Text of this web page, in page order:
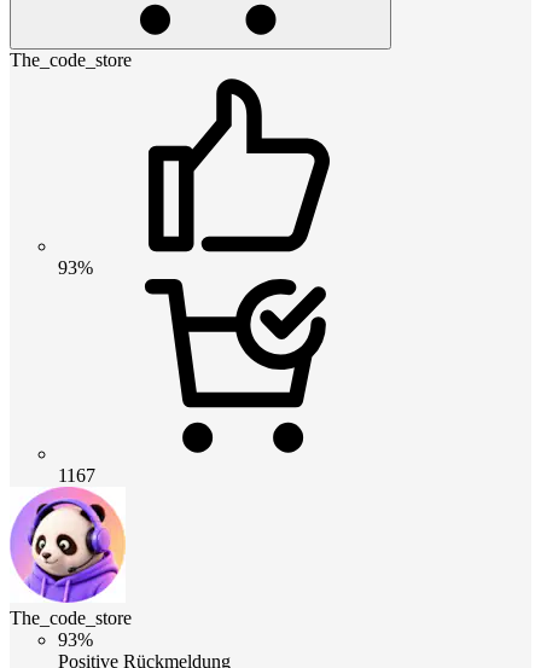
The_code_store
93%
1167
The_code_store
93%
Positive Rückmeldung